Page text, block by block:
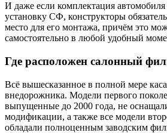
И даже если комплектация автомобиля
установку СФ, конструкторы
место для его монтажа, причём это
самостоятельно в любой удобный
Где расположен салонный
Всё вышесказанное в полной мере
внедорожника. Модели первого
выпущенные до 2000 года, не
модификации, а также все модели
обладали полноценным заводским